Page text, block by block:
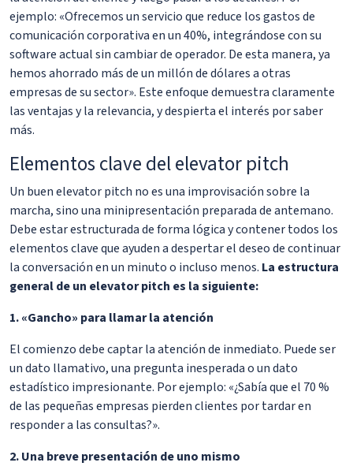
ejemplo: «Ofrecemos un servicio que reduce los gastos de
comunicación corporativa en un 40%, integrándose con su
software actual sin cambiar de operador. De esta manera, ya
hemos ahorrado más de un millón de dólares a otras
empresas de su sector». Este enfoque demuestra claramente
las ventajas y la relevancia, y despierta el interés por saber
más.
Elementos clave del elevator pitch
Un buen elevator pitch no es una improvisación sobre la
marcha, sino una minipresentación preparada de antemano.
Debe estar estructurada de forma lógica y contener todos los
elementos clave que ayuden a despertar el deseo de continuar
la conversación en un minuto o incluso menos. La estructura
general de un elevator pitch es la siguiente:
1. «Gancho» para llamar la atención
El comienzo debe captar la atención de inmediato. Puede ser
un dato llamativo, una pregunta inesperada o un dato
estadístico impresionante. Por ejemplo: «¿Sabía que el 70 %
de las pequeñas empresas pierden clientes por tardar en
responder a las consultas?».
2. Una breve presentación de uno mismo